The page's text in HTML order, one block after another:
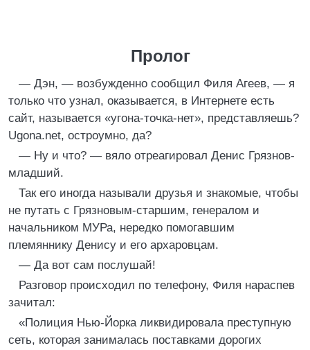
Пролог
— Дэн, — возбужденно сообщил Филя Агеев, — я
только что узнал, оказывается, в Интернете есть
сайт, называется «угона-точка-нет», представляешь?
Ugona.net, остроумно, да?
— Ну и что? — вяло отреагировал Денис Грязнов-
младший.
Так его иногда называли друзья и знакомые, чтобы
не путать с Грязновым-старшим, генералом и
начальником МУРа, нередко помогавшим
племяннику Денису и его архаровцам.
— Да вот сам послушай!
Разговор происходил по телефону, Филя нараспев
зачитал:
«Полиция Нью-Йорка ликвидировала преступную
сеть, которая занималась поставками дорогих